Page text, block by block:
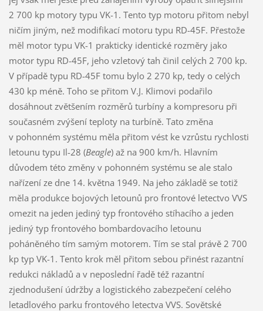
2 700 kp motory typu VK-1. Tento typ motoru přitom nebyl
ničím jiným, než modifikací motoru typu RD-45F. Přestože
měl motor typu VK-1 prakticky identické rozměry jako
motor typu RD-45F, jeho vzletový tah činil celých 2 700 kp.
V případě typu RD-45F tomu bylo 2 270 kp, tedy o celých
430 kp méně. Toho se přitom V.J. Klimovi podařilo
dosáhnout zvětšením rozměrů turbíny a kompresoru při
současném zvýšení teploty na turbíně. Tato změna
v pohonném systému měla přitom vést ke vzrůstu rychlosti
letounu typu Il-28 (Beagle) až na 900 km/h. Hlavním
důvodem této změny v pohonném systému se ale stalo
nařízení ze dne 14. května 1949. Na jeho základě se totiž
měla produkce bojových letounů pro frontové letectvo VVS
omezit na jeden jediný typ frontového stíhacího a jeden
jediný typ frontového bombardovacího letounu
poháněného tím samým motorem. Tím se stal právě 2 700
kp typ VK-1. Tento krok měl přitom sebou přinést razantní
redukci nákladů a v neposlední řadě též razantní
zjednodušení údržby a logistického zabezpečení celého
letadlového parku frontového letectva VVS. Sovětské